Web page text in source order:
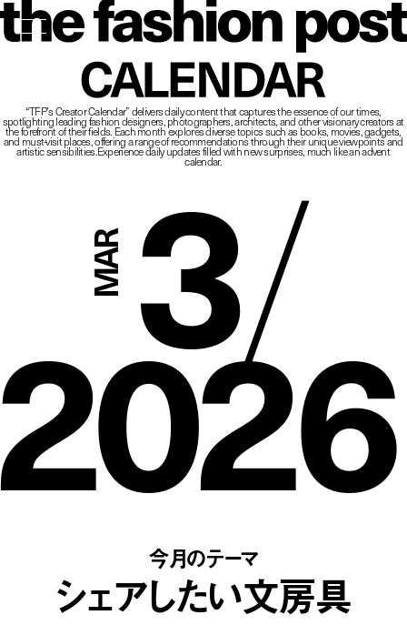
CALENDAR
“TFP’s Creator Calendar” delivers daily content that captures the essence of our times,
spotlighting leading fashion designers, photographers, architects, and other visionary creators at
the forefront of their fields.Each month explores diverse topics such as books, movies, gadgets,
and must-visit places,offering a range of recommendations through their unique viewpoints and
artistic sensibilities.Experience daily updates filled with new surprises, much like an advent
calendar.
3/
今月のテーマ
シェアしたい文房具